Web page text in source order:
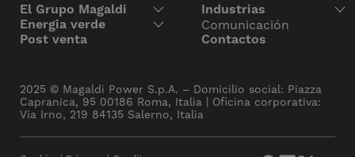
El Grupo Magaldi
Industrias
Energia verde
Comunicación
Post venta Contactos
2025 © Magaldi Power S.p.A. – Domicilio social: Piazza
Capranica, 95 00186 Roma, Italia | Oficina corporativa:
Via Irno, 219 84135 Salerno, Italia